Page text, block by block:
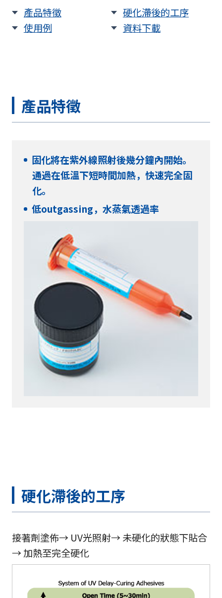
產品特徵
硬化滯後的工序
使用例
資料下載
產品特徵
固化將在紫外線照射後幾分鐘內開始。
通過在低溫下短時間加熱，快速完全固
化。
低outgassing，水蒸氣透過率
硬化滯後的工序
接著劑塗佈→ UV光照射→ 未硬化的狀態下貼合
→ 加熱至完全硬化